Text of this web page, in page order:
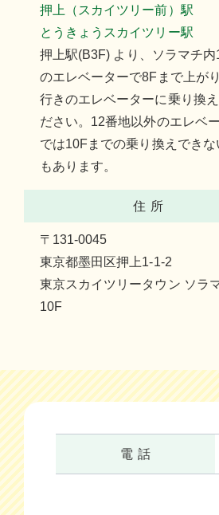
押上（スカイツリー前）駅
とうきょうスカイツリー駅
押上駅(B3F) より、ソラマチ内
のエレベーターで8Fまで上が
行きのエレベーターに乗り換え
ださい。12番地以外のエレベ
では10Fまでの乗り換えできな
もあります。
住 所
〒131-0045
東京都墨田区押上1-1-2
東京スカイツリータウン ソラ
10F
電 話